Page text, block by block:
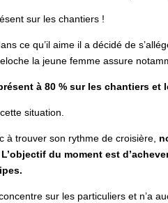
sur les chantiers !
ce qu’il aime il a décidé de
la jeune femme assure
à 80 % sur les chantiers et
situation.
à trouver son rythme de croisière,
du moment est
sur les particuliers et n’a